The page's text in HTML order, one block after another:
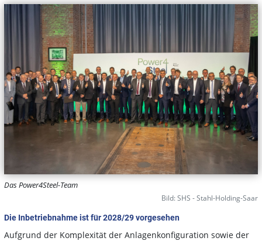
Das Power4Steel-Team
Bild: SHS - Stahl-Holding-Saar
Die Inbetriebnahme ist für 2028/29 vorgesehen
Aufgrund der Komplexität der Anlagenkonfiguration sowie der